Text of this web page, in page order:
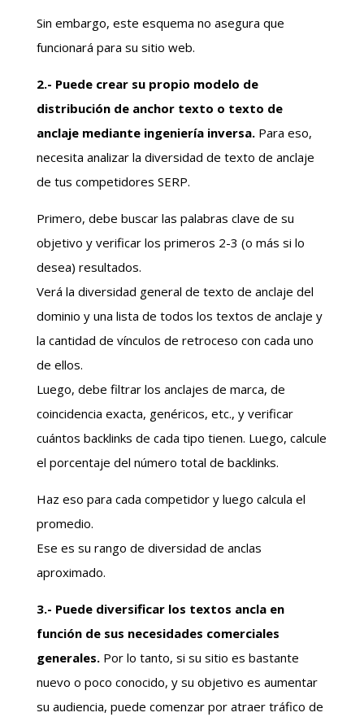
Sin embargo, este esquema no asegura que
funcionará para su sitio web.
2.- Puede crear su propio modelo de
distribución de anchor texto o texto de
anclaje mediante ingeniería inversa. Para eso,
necesita analizar la diversidad de texto de anclaje
de tus competidores SERP.
Primero, debe buscar las palabras clave de su
objetivo y verificar los primeros 2-3 (o más si lo
desea) resultados.
Verá la diversidad general de texto de anclaje del
dominio y una lista de todos los textos de anclaje y
la cantidad de vínculos de retroceso con cada uno
de ellos.
Luego, debe filtrar los anclajes de marca, de
coincidencia exacta, genéricos, etc., y verificar
cuántos backlinks de cada tipo tienen. Luego, calcule
el porcentaje del número total de backlinks.
Haz eso para cada competidor y luego calcula el
promedio.
Ese es su rango de diversidad de anclas
aproximado.
3.- Puede diversificar los textos ancla en
función de sus necesidades comerciales
generales. Por lo tanto, si su sitio es bastante
nuevo o poco conocido, y su objetivo es aumentar
su audiencia, puede comenzar por atraer tráfico de